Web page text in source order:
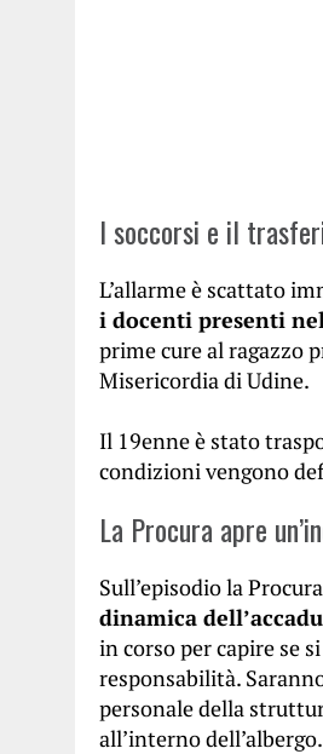
I soccorsi e il
L’allarme è scattato
i docenti presenti
prime cure al ragazzo
Misericordia di Udine.
Il 19enne è stato
condizioni vengono
La Procura apre
Sull’episodio la
dinamica
in corso per capire se
responsabilità.
personale della
all’interno dell’albergo.